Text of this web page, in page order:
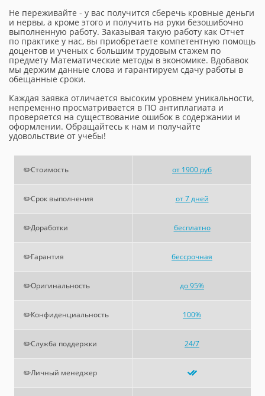
Не переживайте - у вас получится сберечь кровные деньги
и нервы, а кроме этого и получить на руки безошибочно
выполненную работу. Заказывая такую работу как Отчет
по практике у нас, вы приобретаете компетентную помощь
доцентов и ученых с большим трудовым стажем по
предмету Математические методы в экономике. Вдобавок
мы держим данные слова и гарантируем сдачу работы в
обещанные сроки.
Каждая заявка отличается высоким уровнем уникальности,
непременно просматривается в ПО антиплагиата и
проверяется на существование ошибок в содержании и
оформлении. Обращайтесь к нам и получайте
удовольствие от учебы!
✏️Стоимость от 1900 руб
✏️Срок выполнения от 7 дней
✏️Доработки бесплатно
✏️Гарантия бессрочная
✏️Оригинальность до 95%
✏️Конфиденциальность 100%
✏️Служба поддержки 24/7
✏️Личный менеджер